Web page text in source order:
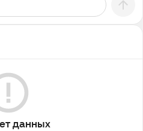
данных